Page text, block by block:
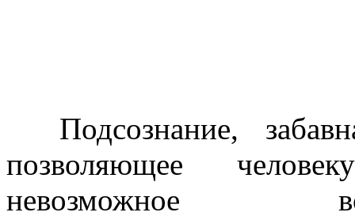
Подсознание,
позволяющее
невозможное